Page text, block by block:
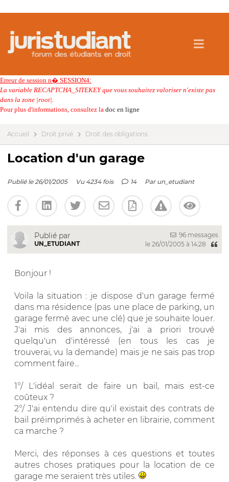
Erreur de session n� SESSION4:
La variable RECAPTCHA_SITEKEY que vous souhaitez valoriser n'existe pas
dans la zone |root|.
Pour plus d'informations, consultez la doc en ligne
Accueil Droit privé Droit des obligations
Location d'un garage
Publié le 26/01/2005 Vu 4234 fois 14 Par un_etudiant
Publié par
UN_ETUDIANT
96 messages
le 26/01/2005 à 14:28
Bonjour !
Voila la situation : je dispose d'un garage fermé
dans ma résidence (pas une place de parking, un
garage fermé avec une clé) que je souhaite louer.
J'ai mis des annonces, j'ai a priori trouvé
quelqu'un d'intéressé (en tous les cas je
trouverai, vu la demande) mais je ne sais pas trop
comment faire...
1°/ L'idéal serait de faire un bail, mais est-ce
coûteux ?
2°/ J'ai entendu dire qu'il existait des contrats de
bail préimprimés à acheter en librairie, comment
ca marche ?
Merci, des réponses à ces questions et toutes
autres choses pratiques pour la location de ce
garage me seraient très utiles.